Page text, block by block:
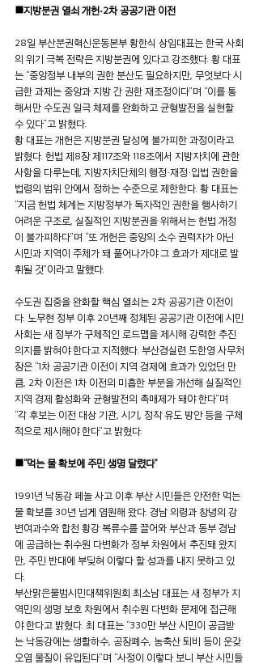
■지방분권 열쇠 개헌·2차 공공기관 이전
28일 부산분권혁신운동본부 황한식 상임대표는 한국 사회
의 위기 극복 전략은 지방분권에 있다고 강조했다. 황 대표
는 “중앙정부 내부의 권한 분산도 필요하지만, 무엇보다 시
급한 과제는 중앙과 지방 간 권한 재조정이다”며 “이를 통
해서만 수도권 일극 체제를 완화하고 균형발전을 실현할
수 있다”고 밝혔다.
황 대표는 개헌은 지방분권 달성에 불가피한 과정이라고
밝혔다. 헌법 제8장 제117조와 118조에서 지방자치에 관한
사항을 다루는데, 지방자치단체의 행정·재정·입법 권한을
법령의 범위 안에서 정하는 수준으로 제한한다. 황 대표는
“지금 헌법 체계는 지방정부가 독자적인 권한을 행사하기
어려운 구조로, 실질적인 지방분권을 위해서는 헌법 개정
이 불가피하다”며 “또 개헌은 중앙의 소수 권력자가 아닌
시민과 지역이 주체가 돼 풀어나가야 그 효과가 제대로 발
휘될 것”이라고 말했다.
수도권 집중을 완화할 핵심 열쇠는 2차 공공기관 이전이
다. 노무현 정부 이후 20년째 정체된 공공기관 이전에 시민
사회는 새 정부가 구체적인 로드맵을 제시해 강력한 추진
의지를 밝혀야 한다고 지적했다. 부산경실련 도한영 사무처
장은 “1차 공공기관 이전이 지역 경제에 효과가 있었던 만
큼, 2차 이전은 1차 이전의 미흡한 부분을 개선해 실질적인
지역 경제 활성화와 균형발전의 촉매제가 돼야 한다”며
“각 후보는 이전 대상 기관, 시기, 정착 유도 방안 등을 구체
적으로 제시해야 한다”고 밝혔다.
■“먹는 물 확보에 주민 생명 달렸다”
1991년 낙동강 페놀 사고 이후 부산 시민들은 안전한 먹는
물 확보를 30년 넘게 염원해 왔다. 경남 의령과 창녕의 강
변여과수와 합천 황강 복류수를 끌어와 부산과 동부 경남
에 공급하는 취수원 다변화가 정부 차원에서 추진돼 왔지
만, 주민 반대에 부딪혀 이렇다 할 성과를 내지 못하고 있
다.
부산맑은물범시민대책위원회 최소남 대표는 새 정부가 지
역민의 생명 보호 차원에서 취수원 다변화 문제에 접근해
야 한다고 밝혔다. 최 대표는 “330만 부산 시민이 공급받
는 낙동강에는 생활하수, 공장폐수, 농축산 퇴비 등이 운갖
오염 물질이 유입된다”며 “사정이 이렇다 보니 부산 시민들